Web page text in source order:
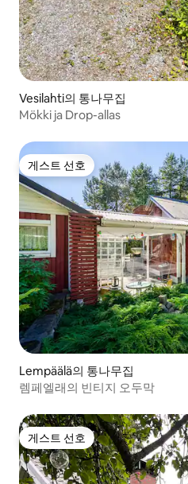
Vesilahti의 통나무집
Mökki ja Drop-allas
게스트 선호
게스트 선호
Lempäälä의 통나무집
렘페엘래의 빈티지 오두막
게스트 선호
게스트 선호